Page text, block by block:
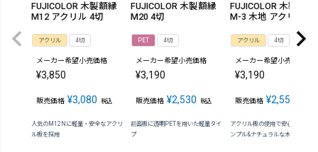
FUJICOLOR 木製額縁
M12 アクリル 4切
アクリル 4切
メーカー希望小売価格
¥3,850
販売価格 ¥3,080 税込
人気のM12Nに軽量・安全なアクリ
ル板を採用
FUJICOLOR 木製額縁
M20 4切
PET 4切
メーカー希望小売価格
¥3,190
販売価格 ¥2,530 税込
前面板に透明PETを用いた軽量タイ
プ
FUJICOLOR 木製額縁
M-3 木地 アクリル 4
アクリル 4切
メーカー希望小売価格
¥3,190
販売価格 ¥2,552
アクリル板の使用で安心感が向上
ンプル&ナチュラルな木製額縁